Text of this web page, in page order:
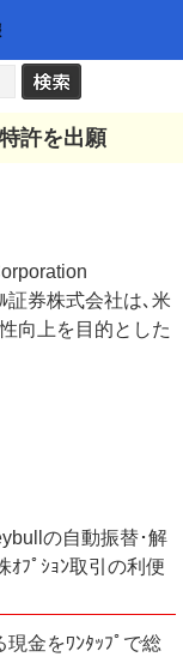
許を出願
証券株式会社は､米
向上を目的とした
の自動振替･解
ｵﾌﾟｼｮﾝ取引の利便
金をﾜﾝﾀｯﾌﾟで総